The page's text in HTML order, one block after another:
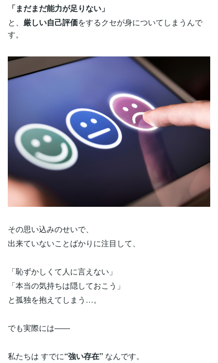
「まだまだ能力が足りない」
と、 厳しい自己評価をするクセが身についてしまうんで
す。
その思い込みのせいで、
出来ていないことばかりに注目して、
「恥ずかしくて人に言えない」
「本当の気持ちは隠しておこう」
と孤独を抱えてしまう…。
でも実際には――
私たちは すでに“強い存在” なんです。